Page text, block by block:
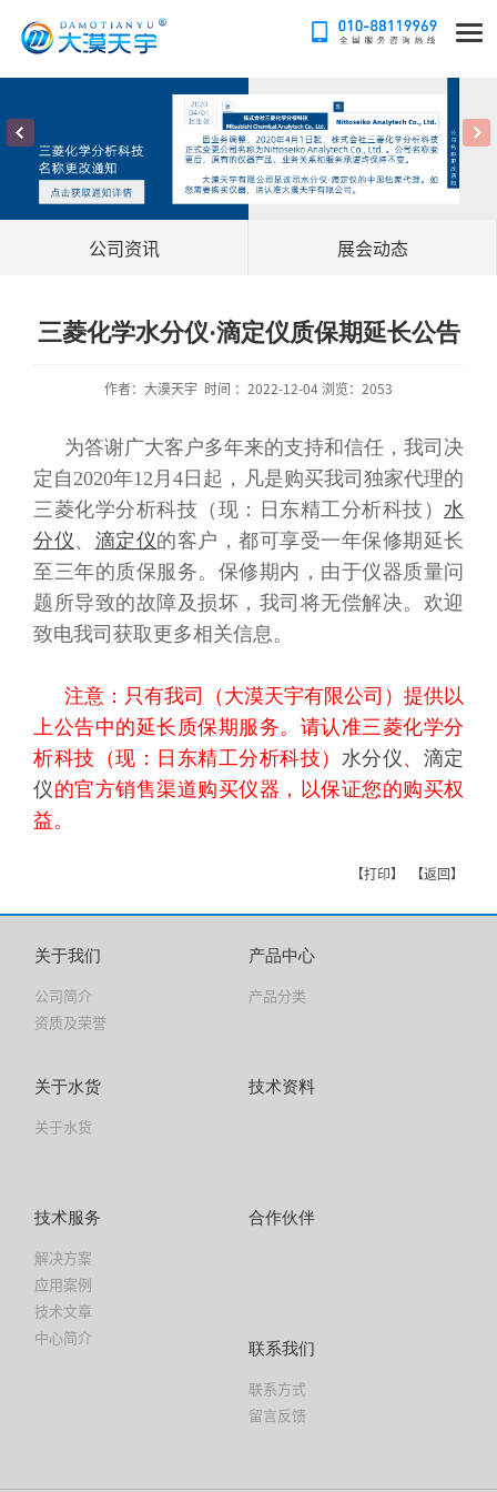
公司资讯 展会动态
三菱化学水分仪·滴定仪质保期延长公告
作者：大漠天宇 时间 ：2022-12-04 浏览：2053
为答谢广大客户多年来的支持和信任，我司决
定自2020年12月4日起，凡是购买我司独家代理的
三菱化学分析科技（现：日东精工分析科技） 水
分仪、 滴定仪的客户，都可享受一年保修期延长
至三年的质保服务。保修期内，由于仪器质量问
题所导致的故障及损坏，我司将无偿解决。欢迎
致电我司获取更多相关信息。
注意：只有我司（大漠天宇有限公司）提供以
上公告中的延长质保期服务。请认准三菱化学分
析科技（现：日东精工分析科技 ） 水分仪、 滴定
仪的官方销售渠道购买仪器，以保证您的购买权
益。
【打印】 【返回】
关于我们
公司简介
资质及荣誉
产品中心
产品分类
关于水货
关于水货
技术资料
技术服务
解决方案
应用案例
技术文章
中心简介
合作伙伴
联系我们
联系方式
留言反馈